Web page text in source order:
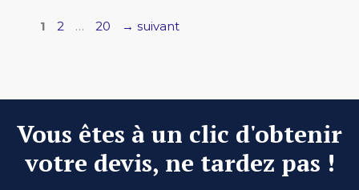
Page
1 Page
2 … Page
20 → suivant
Vous êtes à un clic d'obtenir
votre devis, ne tardez pas !